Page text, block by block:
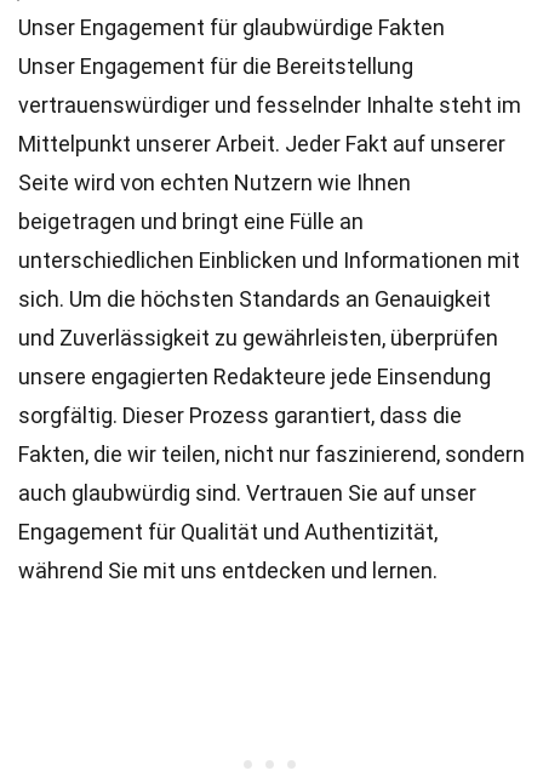
Unser Engagement für glaubwürdige Fakten
Unser Engagement für die Bereitstellung
vertrauenswürdiger und fesselnder Inhalte steht im
Mittelpunkt unserer Arbeit. Jeder Fakt auf unserer
Seite wird von echten Nutzern wie Ihnen
beigetragen und bringt eine Fülle an
unterschiedlichen Einblicken und Informationen mit
sich. Um die höchsten Standards an Genauigkeit
und Zuverlässigkeit zu gewährleisten, überprüfen
unsere engagierten Redakteure jede Einsendung
sorgfältig. Dieser Prozess garantiert, dass die
Fakten, die wir teilen, nicht nur faszinierend, sondern
auch glaubwürdig sind. Vertrauen Sie auf unser
Engagement für Qualität und Authentizität,
während Sie mit uns entdecken und lernen.